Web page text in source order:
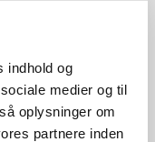
indhold og
medier og til
oplysninger om
partnere inden